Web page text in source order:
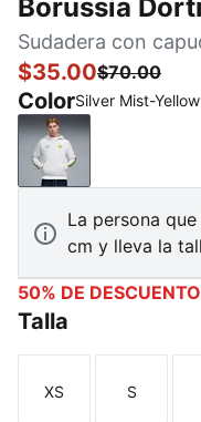
Borussia
Sudadera con
$35.00$70.00
ColorSilver Mist-
Silver Mist-
La persona
cm y lleva la
50% DE
Talla
Talla
XS
Talla
S